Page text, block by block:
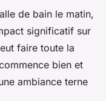
de bain le matin,
significatif sur
faire toute la
bien et
ambiance terne